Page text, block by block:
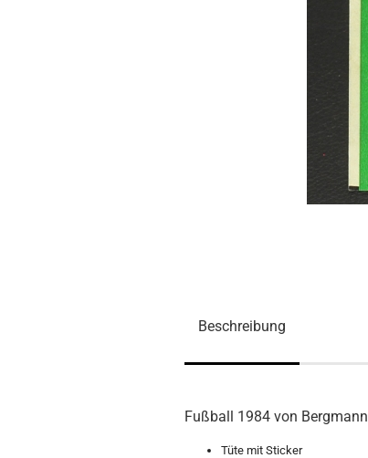
Beschreibung
Fußball 1984 von Bergmann
Tüte mit Sticker